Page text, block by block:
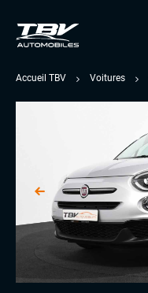
Accueil TBV Voitures